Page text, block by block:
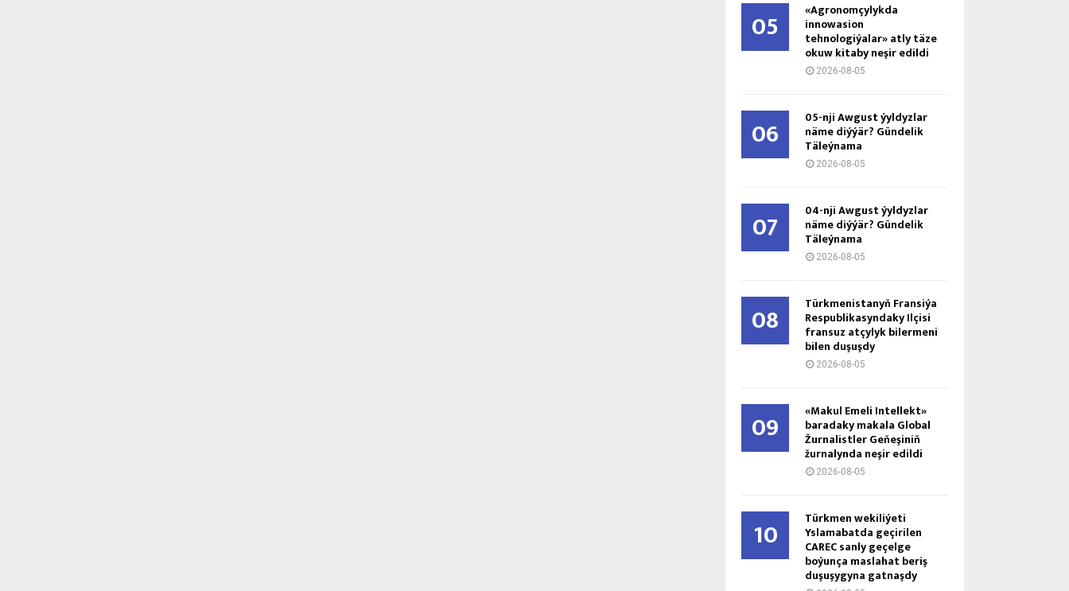
05 «Agronomçylykda
innowasion
tehnologiýalar» atly täze
okuw kitaby neşir edildi
2026-08-05
06 05-nji Awgust ýyldyzlar
näme diýýär? Gündelik
Täleýnama
2026-08-05
07 04-nji Awgust ýyldyzlar
näme diýýär? Gündelik
Täleýnama
2026-08-05
08 Türkmenistanyň Fransiýa
Respublikasyndaky Ilçisi
fransuz atçylyk bilermeni
bilen duşuşdy
2026-08-05
09 «Makul Emeli Intellekt»
baradaky makala Global
Žurnalistler Geňeşiniň
žurnalynda neşir edildi
2026-08-05
10 Türkmen wekiliýeti
Yslamabatda geçirilen
CAREC sanly geçelge
boýunça maslahat beriş
duşuşygyna gatnaşdy